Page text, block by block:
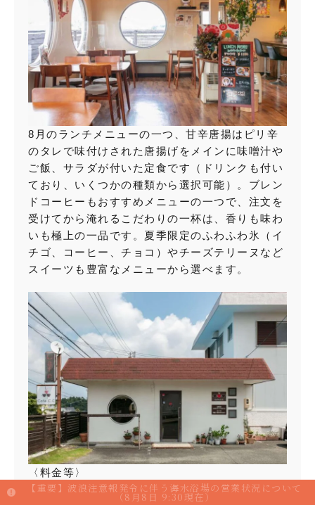
8月のランチメニューの一つ、甘辛唐揚はピリ辛
のタレで味付けされた唐揚げをメインに味噌汁や
ご飯、サラダが付いた定食です（ドリンクも付い
ており、いくつかの種類から選択可能）。ブレン
ドコーヒーもおすすめメニューの一つで、注文を
受けてから淹れるこだわりの一杯は、香りも味わ
いも極上の一品です。夏季限定のふわふわ氷（イ
チゴ、コーヒー、チョコ）やチーズテリーヌなど
スイーツも豊富なメニューから選べます。
〈料金等〉
・月替わりランチ ドリンク付き 1,100円
【重要】波浪注意報発令に伴う海水浴場の営業状況について
（8月8日 9:30現在）